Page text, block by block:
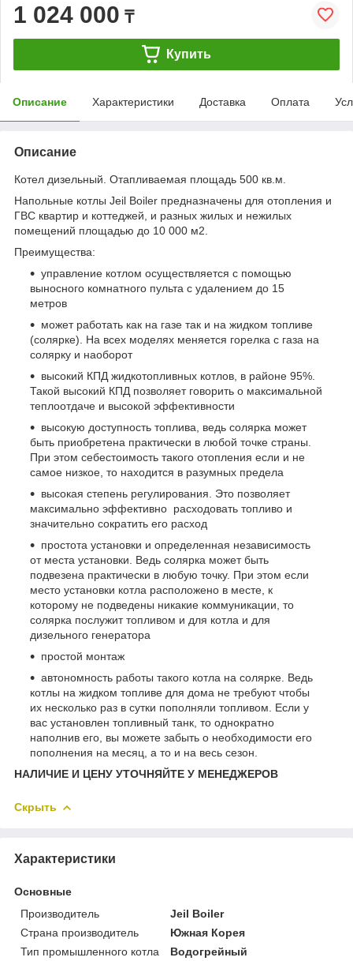
1 024 000 ₸
Купить
Описание Характеристики Доставка Оплата
Описание
Котел дизельный. Отапливаемая площадь 500 кв.м.
Напольные котлы Jeil Boiler предназначены для отопления и
ГВС квартир и коттеджей, и разных жилых и нежилых
помещений площадью до 10 000 м2.
Преимущества:
управление котлом осуществляется с помощью
выносного комнатного пульта с удалением до 15
метров
может работать как на газе так и на жидком топливе
(солярке). На всех моделях меняется горелка с газа на
солярку и наоборот
высокий КПД жидкотопливных котлов, в районе 95%.
Такой высокий КПД позволяет говорить о максимальной
теплоотдаче и высокой эффективности
высокую доступность топлива, ведь солярка может
быть приобретена практически в любой точке страны.
При этом себестоимость такого отопления если и не
самое низкое, то находится в разумных предела
высокая степень регулирования. Это позволяет
максимально эффективно расходовать топливо и
значительно сократить его расход
простота установки и определенная независимость
от места установки. Ведь солярка может быть
подвезена практически в любую точку. При этом если
место установки котла расположено в месте, к
которому не подведены никакие коммуникации, то
солярка послужит топливом и для котла и для
дизельного генератора
простой монтаж
автономность работы такого котла на солярке. Ведь
котлы на жидком топливе для дома не требуют чтобы
их несколько раз в сутки пополняли топливом. Если у
вас установлен топливный танк, то однократно
наполнив его, вы можете забыть о необходимости его
пополнения на месяц, а то и на весь сезон.
НАЛИЧИЕ И ЦЕНУ УТОЧНЯЙТЕ У МЕНЕДЖЕРОВ
Скрыть
Характеристики
Основные
Производитель
Jeil Boiler
Страна производитель
Южная Корея
Тип промышленного котла
Водогрейный